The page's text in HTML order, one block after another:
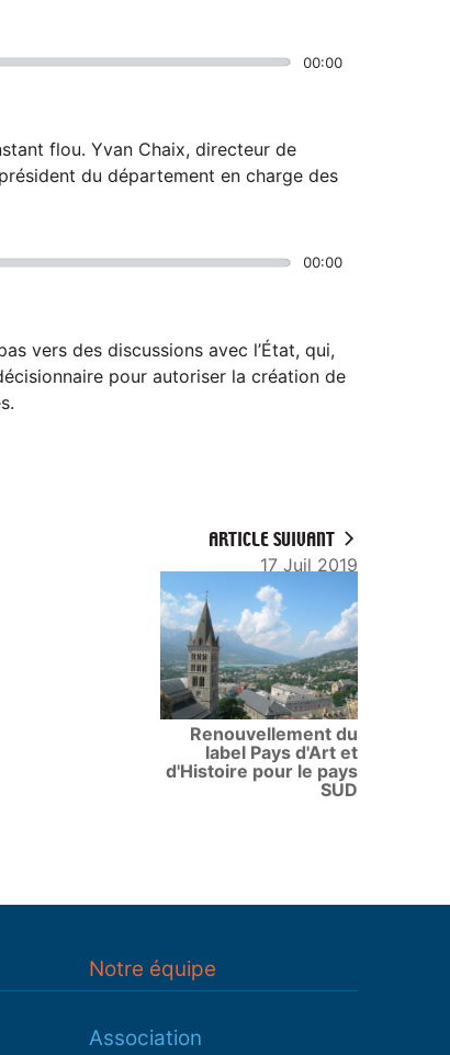
00:00
flou. Yvan Chaix, directeur de
du département en charge des
00:00
vers des discussions avec l’État, qui,
pour autoriser la création de
ARTICLE SUIVANT
17 Juil 2019
Renouvellement du
label Pays d'Art et
d'Histoire pour le pays
SUD
Notre équipe
Association